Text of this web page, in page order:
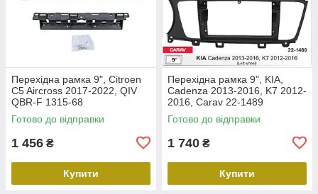
Перехідна рамка 9", Citroen
C5 Aircross 2017-2022, QIV
QBR-F 1315-68
Готово до відправки
1 456 ₴
Купити
Перехідна рамка 9", KIA,
Cadenza 2013-2016, K7 2012-
2016, Carav 22-1489
Готово до відправки
1 740 ₴
Купити